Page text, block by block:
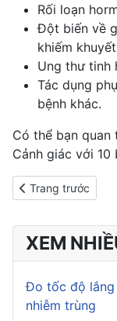
Rối loạn
Đột biến về
khiếm khuyết
Ung thư tinh
Tác dụng
bệnh khác.
Có thể bạn quan
Cảnh giác với 10
Previous article:
Trang trước
XEM
Đo tốc độ lắng
nhiễm trùng